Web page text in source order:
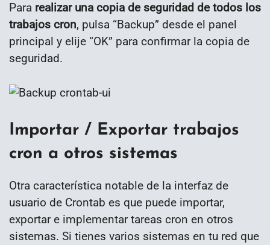
Para realizar una copia de seguridad de todos los
trabajos cron, pulsa “Backup” desde el panel
principal y elije “OK” para confirmar la copia de
seguridad.
Importar / Exportar trabajos
cron a otros sistemas
Otra característica notable de la interfaz de
usuario de Crontab es que puede importar,
exportar e implementar tareas cron en otros
sistemas. Si tienes varios sistemas en tu red que